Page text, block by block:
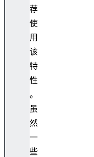
荐
使
用
该
特
性
。
虽
然
一
些